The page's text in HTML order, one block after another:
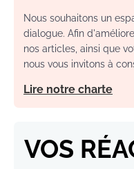
Nous souhaitons un
dialogue. Afin
nos articles, ainsi que
nous vous invitons à
Lire notre charte
VOS